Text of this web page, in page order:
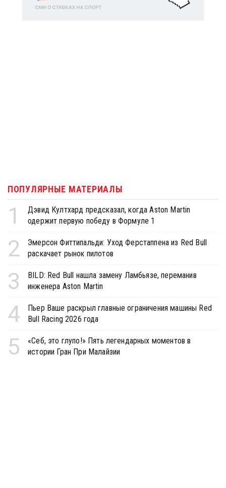
ПОПУЛЯРНЫЕ МАТЕРИАЛЫ
1
Дэвид Култхард предсказал, когда Aston Martin
одержит первую победу в Формуле 1
2
Эмерсон Фиттипальди: Уход Ферстаппена из Red Bull
раскачает рынок пилотов
3
BILD: Red Bull нашла замену Ламбьязе, переманив
инженера Aston Martin
4
Пьер Ваше раскрыл главные ограничения машины Red
Bull Racing 2026 года
5
«Себ, это глупо!» Пять легендарных моментов в
истории Гран При Малайзии